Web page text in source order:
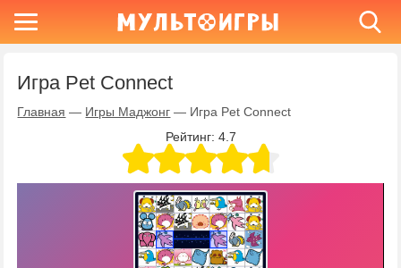
Игра Pet Connect
Главная — Игры Маджонг — Игра Pet Connect
Рейтинг: 4.7